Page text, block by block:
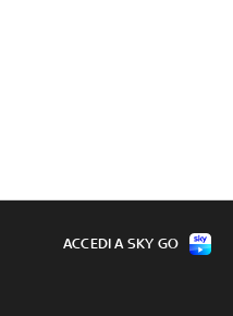
ACCEDI A SKY GO